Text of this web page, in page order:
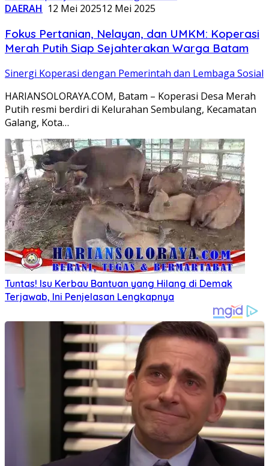
DAERAH 12 Mei 202512 Mei 2025
Fokus Pertanian, Nelayan, dan UMKM: Koperasi
Merah Putih Siap Sejahterakan Warga Batam
Sinergi Koperasi dengan Pemerintah dan Lembaga Sosial
HARIANSOLORAYA.COM, Batam – Koperasi Desa Merah
Putih resmi berdiri di Kelurahan Sembulang, Kecamatan
Galang, Kota…
Tuntas! Isu Kerbau Bantuan yang Hilang di Demak
Terjawab, Ini Penjelasan Lengkapnya